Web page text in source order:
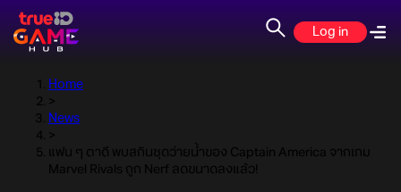
Log in
Home
>
News
>
แฟน ๆ ตาดี พบสกินชุดว่ายน้ำของ Captain America จากเกม
Marvel Rivals ถูก Nerf ลดขนาดลงแล้ว!